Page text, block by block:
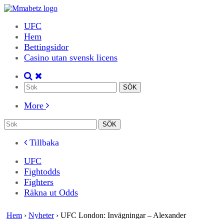
UFC
Hem
Bettingsidor
Casino utan svensk licens
More
Tillbaka
UFC
Fightodds
Fighters
Räkna ut Odds
Hem › Nyheter› UFC London: Invägningar – Alexander